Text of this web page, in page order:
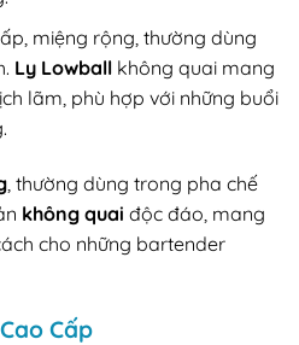
miệng rộng, thường dùng
Ly Lowballkhông quai mang
lãm, phù hợp với những buổi
, thường dùng trong pha chế
không quai độc đáo, mang
cho những bartender
Cấp